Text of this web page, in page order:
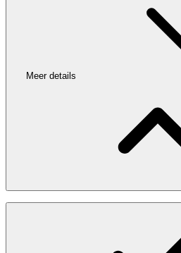
Meer details